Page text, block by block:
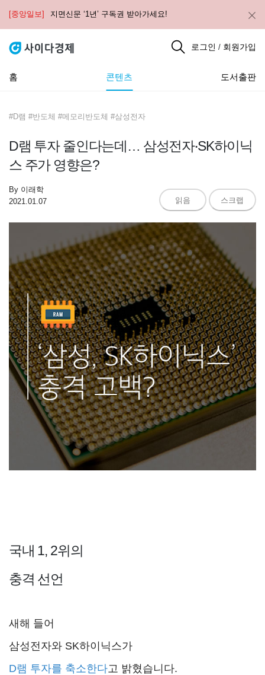
[중앙일보] 지면신문 ‘1년’ 구독권 받아가세요!
로그인 / 회원가입
홈 콘텐츠 도서출판
#D램 #반도체 #메모리반도체 #삼성전자
D램 투자 줄인다는데… 삼성전자‧SK하이닉
스 주가 영향은?
By 이래학
2021.01.07
읽음 스크랩
국내 1, 2위의
충격 선언
새해 들어
삼성전자와 SK하이닉스가
D램 투자를 축소한다고 밝혔습니다.